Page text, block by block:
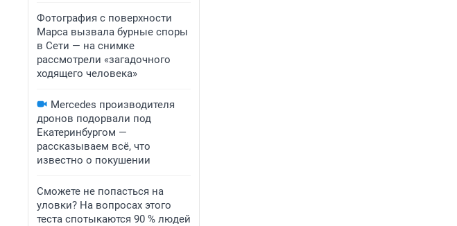
Фотография с поверхности
Марса вызвала бурные споры
в Сети — на снимке
рассмотрели «загадочного
ходящего человека»
Mercedes производителя
дронов подорвали под
Екатеринбургом —
рассказываем всё, что
известно о покушении
Сможете не попасться на
уловки? На вопросах этого
теста спотыкаются 90 % людей